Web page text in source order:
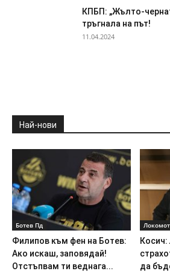
КПБП: „Жълто-
тръгнала на път!
11.04.2024
Най-нови
Ботев Пд
Филипов към фен на Ботев:
Ако искаш, заповядай!
Отстъпвам ти веднага...
да